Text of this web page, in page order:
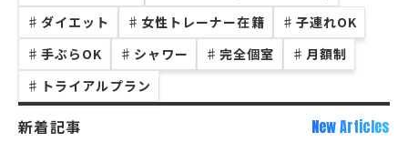
♯ ダイエット ♯ 女性トレーナー在籍 ♯ 子連れOK
♯ 手ぶらOK ♯ シャワー ♯ 完全個室 ♯ 月額制
♯ トライアルプラン
新着記事 New Articles